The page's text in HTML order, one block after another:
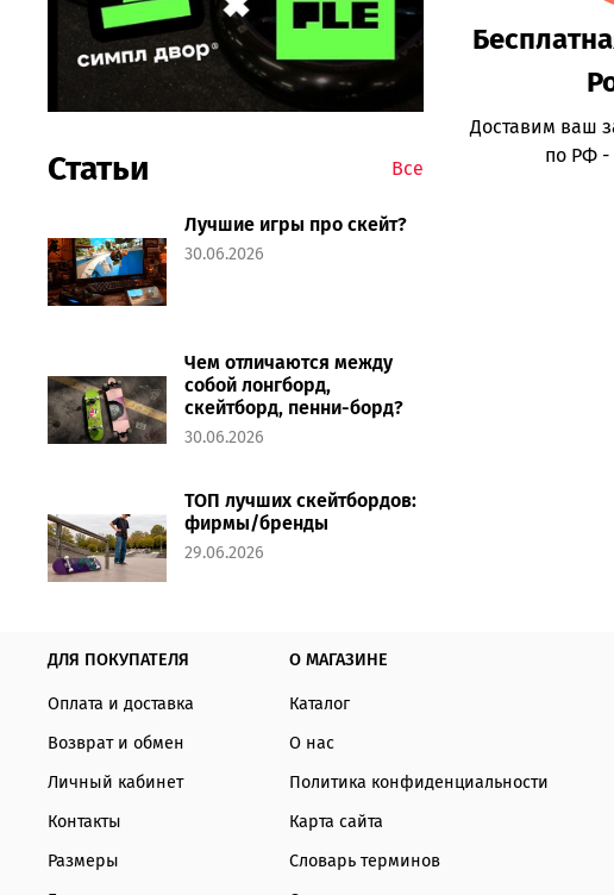
Доставим ваш
по РФ -
Статьи Все
Лучшие игры про скейт?
30.06.2026
Чем отличаются между
собой лонгборд,
скейтборд, пенни-борд?
30.06.2026
ТОП лучших скейтбордов:
фирмы/бренды
29.06.2026
ДЛЯ ПОКУПАТЕЛЯ
Оплата и доставка
Возврат и обмен
Личный кабинет
Контакты
Размеры
О МАГАЗИНЕ
Каталог
О нас
Политика конфиденциальности
Карта сайта
Словарь терминов